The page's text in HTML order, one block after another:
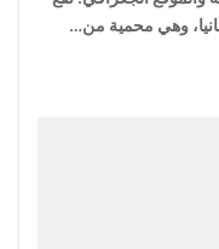
وهي محمية من…